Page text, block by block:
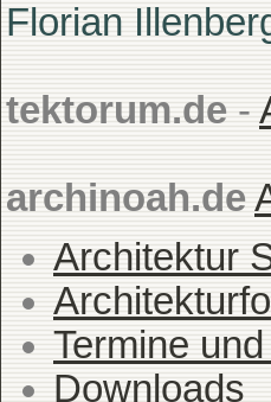
Florian
tektorum.de -
archinoah.de
Architektur
Termine
Downloads